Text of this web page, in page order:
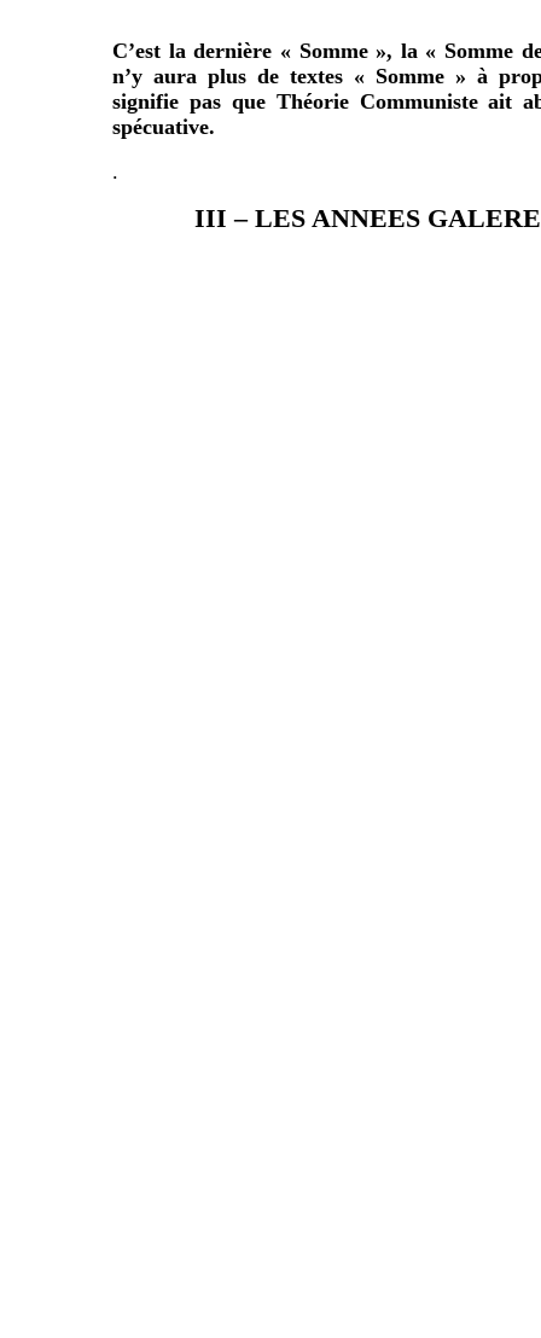
C’est la dernière « Somme », la « Somme
n’y aura plus de textes « Somme » à
signifie pas que Théorie Communiste ait
spécuative.
.
III – LES ANNEES